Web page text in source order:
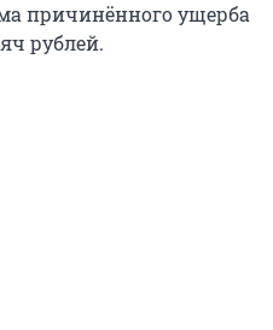
причинённого ущерба
рублей.